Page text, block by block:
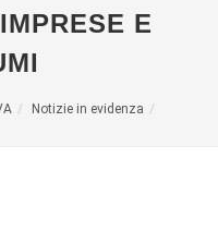
E
Notizie in evidenza